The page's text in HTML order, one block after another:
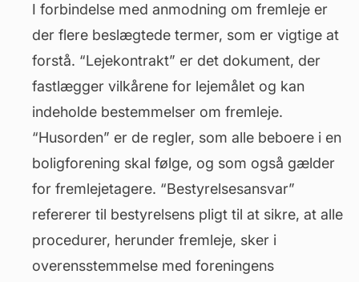
I forbindelse med anmodning om fremleje er
der flere beslægtede termer, som er vigtige at
forstå. “Lejekontrakt” er det dokument, der
fastlægger vilkårene for lejemålet og kan
indeholde bestemmelser om fremleje.
“Husorden” er de regler, som alle beboere i en
boligforening skal følge, og som også gælder
for fremlejetagere. “Bestyrelsesansvar”
refererer til bestyrelsens pligt til at sikre, at alle
procedurer, herunder fremleje, sker i
overensstemmelse med foreningens